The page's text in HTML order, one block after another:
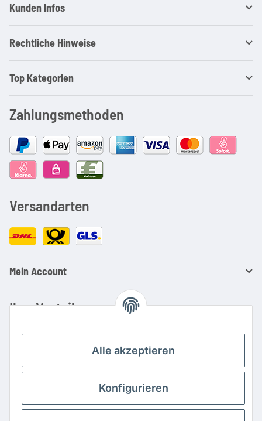
Kunden Infos
Rechtliche Hinweise
Top Kategorien
Zahlungsmethoden
Versandarten
Mein Account
Ihre Vorteile
Kauf auf Rechnung
Große Auswahl an Netzteilen und Ladegeräten
Schnelle Lieferung
Alle akzeptieren
Konfigurieren